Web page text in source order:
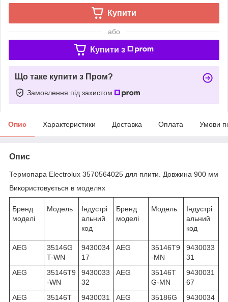
Купити
або
Купити з
Що таке купити з Пром?
Замовлення під захистом
Опис Характеристики Доставка Оплата Умови
Опис
Термопара Electrolux 3570564025 для плити. Довжина 900 мм
Використовується в моделях
Бренд
моделі
Модель
Індустрі
альний
код
Бренд
моделі
Модель
Індустрі
альний
код
AEG
35146G
T-WN
9430034
17
AEG
35146T9
-MN
9430033
31
AEG
35146T9
-WN
9430033
32
AEG
35146T
G-MN
9430031
67
AEG
35146T
9430031
AEG
35186G
9430034